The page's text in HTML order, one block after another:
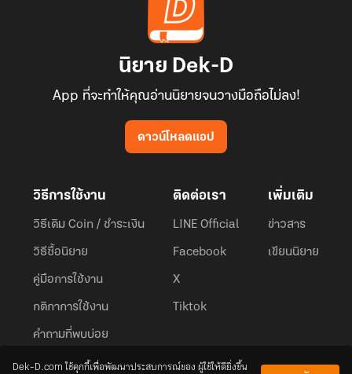
นิยาย Dek-D
App ที่จะทำให้คุณอ่านนิยายจนวางมือถือไม่ลง!
ดาวน์โหลดแอป
วิธีการใช้งาน
วิธีเติม Coin / ชำระเงิน
วิธีซื้อนิยาย
คู่มือการใช้งาน
กติกาการใช้งาน
คำถามที่พบบ่อย
ติดต่อเรา
LINE Official
Facebook
X
Tiktok
เพิ่มเติม
ข่าวสาร
เขียนนิยาย
Dek-D.com ใช้คุกกี้เพื่อพัฒนาประสบการณ์ของ ผู้ใช้ให้ดียิ่งขึ้น